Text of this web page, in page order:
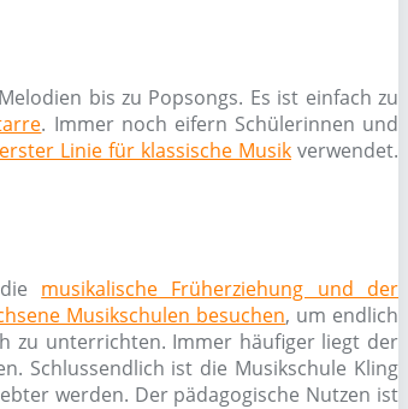
bis zu Popsongs. Es ist einfach zu
. Immer noch eifern Schülerinnen und
Linie für klassische Musik verwendet.
musikalische Früherziehung und der
Musikschulen besuchen, um endlich
zu unterrichten. Immer häufiger liegt der
Schlussendlich ist die Musikschule Kling
werden. Der pädagogische Nutzen ist